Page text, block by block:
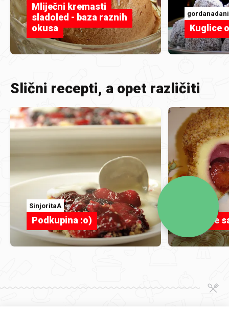
Mliječni kremasti
sladoled - baza raznih
okusa
Kuglice
Slični recepti, a opet različiti
SinjoritaA
Podkupina :o) Knedle